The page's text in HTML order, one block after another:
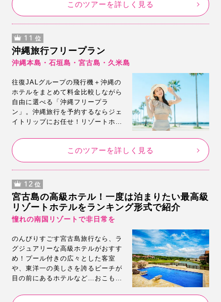
プランを掲載していますので、その
まま即予約も可能です。
このツアーを詳しく見る
11 位
沖縄旅行フリープラン
沖縄本島・石垣島・宮古島・久米島
往復JALグループの飛行機＋沖縄の
ホテルをまとめて料金比較しながら
自由に選べる「沖縄フリープラ
ン」。沖縄旅行を予約するならジェ
イトリップにお任せ！リゾートホテ
数掲載。しかも安いんです。観光に
便利なレンタカー付きプランもご用
意。
このツアーを詳しく見る
12 位
宮古島の高級ホテル！一度は泊まりたい最高級
リゾートホテルをランキング形式で紹介
憧れの南国リゾートで非日常を
のんびりすごす宮古島旅行なら、ラ
グジュアリーな高級ホテルがおすす
め！プール付きの広々とした客室
や、東洋一の美しさを誇るビーチが
目の前にあるホテルなど…おこもり
ナの贅沢旅におすすめな高級リゾー